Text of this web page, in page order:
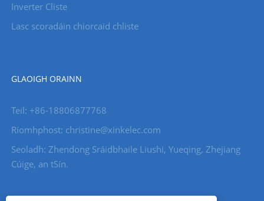
Inverter Cliste
Lasc scoradáin chiorcaid chliste
GLAOIGH ORAINN
Teil: +86-18806877768
Ríomhphost: christine@xinkelec.com
Seoladh: Zhendong Sráidbhaile Liushi, Yueqing, Zhejiang
Cúige, an tSín.